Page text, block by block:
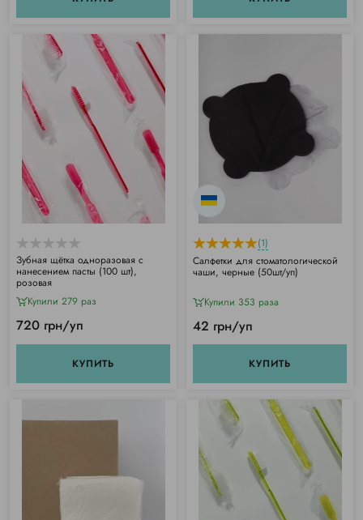
Зубная щётка одноразовая с
нанесением пасты (100 шт),
розовая
Купили 279 раз
720 грн/уп
КУПИТЬ
(1)
Салфетки для стоматологической
чаши, черные (50шт/уп)
Купили 353 раза
42 грн/уп
КУПИТЬ